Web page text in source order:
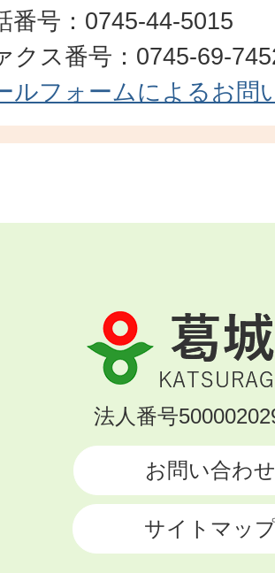
番号：0745-44-5015
クス番号：0745-69-
ルフォームによるお問
葛
城
市
KATSURAGI
法人番号
お問い合わせ
サイトマッ